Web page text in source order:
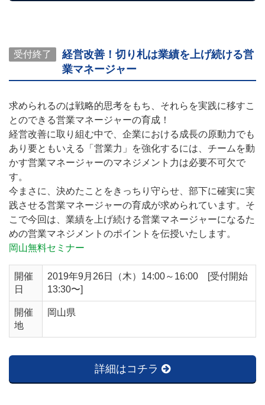
受付終了
経営改善！切り札は業績を上げ続ける営
業マネージャー
求められるのは戦略的思考をもち、それらを実践に移すこ
とのできる営業マネージャーの育成！
経営改善に取り組む中で、企業における成長の原動力でも
あり要ともいえる「営業力」を強化するには、チームを動
かす営業マネージャーのマネジメント力は必要不可欠で
す。
今まさに、決めたことをきっちり守らせ、部下に確実に実
践させる営業マネージャーの育成が求められています。そ
こで今回は、業績を上げ続ける営業マネージャーになるた
めの営業マネジメントのポイントを伝授いたします。
岡山無料セミナー
開催
日
2019年9月26日（木）14:00～16:00 [受付開始
13:30〜]
開催
地
岡山県
詳細はコチラ